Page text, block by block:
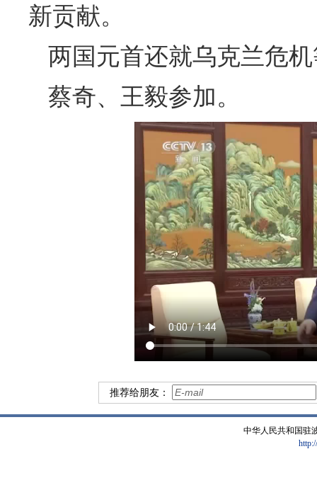
新贡献。
两国元首还就乌克兰危
蔡奇、王毅参加。
推荐给朋友：
中华人民共和国驻